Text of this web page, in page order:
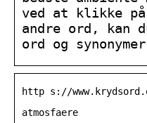
ved at klikke
andre ord, kan
ord og
http s://
atmosfaere